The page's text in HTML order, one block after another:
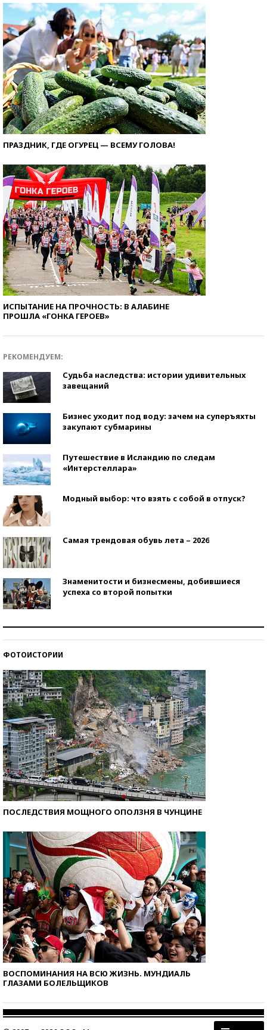
ПРАЗДНИК, ГДЕ ОГУРЕЦ — ВСЕМУ ГОЛОВА!
ИСПЫТАНИЕ НА ПРОЧНОСТЬ: В АЛАБИНЕ
ПРОШЛА «ГОНКА ГЕРОЕВ»
РЕКОМЕНДУЕМ:
Судьба наследства: истории удивительных
завещаний
Бизнес уходит под воду: зачем на суперъяхты
закупают субмарины
Путешествие в Исландию по следам
«Интерстеллара»
Модный выбор: что взять с собой в отпуск?
Самая трендовая обувь лета – 2026
Знаменитости и бизнесмены, добившиеся
успеха со второй попытки
ФОТОИСТОРИИ
ПОСЛЕДСТВИЯ МОЩНОГО ОПОЛЗНЯ В ЧУНЦИНЕ
ВОСПОМИНАНИЯ НА ВСЮ ЖИЗНЬ. МУНДИАЛЬ
ГЛАЗАМИ БОЛЕЛЬЩИКОВ